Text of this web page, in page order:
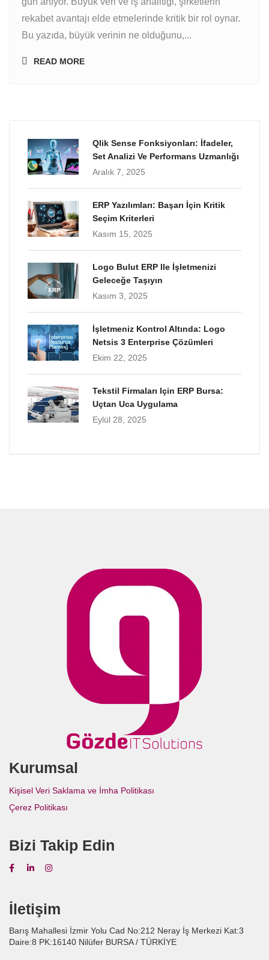
rekabet avantajı elde etmelerinde kritik bir rol oynar.
Bu yazıda, büyük verinin ne olduğunu,...
READ MORE
Qlik Sense Fonksiyonları: İfadeler,
Set Analizi Ve Performans Uzmanlığı
Aralık 7, 2025
ERP Yazılımları: Başarı İçin Kritik
Seçim Kriterleri
Kasım 15, 2025
Logo Bulut ERP Ile İşletmenizi
Geleceğe Taşıyın
Kasım 3, 2025
İşletmeniz Kontrol Altında: Logo
Netsis 3 Enterprise Çözümleri
Ekim 22, 2025
Tekstil Firmaları Için ERP Bursa:
Uçtan Uca Uygulama
Eylül 28, 2025
Kurumsal
Kişisel Veri Saklama ve İmha Politikası
Çerez Politikası
Bizi Takip Edin
İletişim
Barış Mahallesi İzmir Yolu Cad No:212 Neray İş Merkezi Kat:3
Daire:8 PK:16140 Nilüfer BURSA / TÜRKİYE